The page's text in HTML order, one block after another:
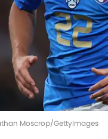
Moscrop/GettyImages